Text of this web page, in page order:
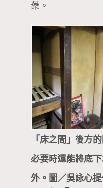
藥。
「床之間」後方
必要時還能將底
外。圖／吳詠心